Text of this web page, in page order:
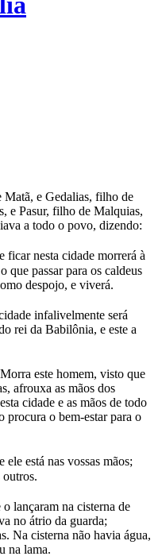
e Gedalias, filho de
e Pasur, filho de Malquias,
a todo o povo, dizendo:
nesta cidade morrerá à
que passar para os caldeus
despojo, e viverá.
infalivelmente será
rei da Babilônia, e este a
este homem, visto que
afrouxa as mãos dos
cidade e as mãos de todo
procura o bem-estar para o
está nas vossas mãos;
lançaram na cisterna de
no átrio da guarda;
Na cisterna não havia água,
na lama.